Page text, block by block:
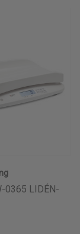
0365 LIDÉN-